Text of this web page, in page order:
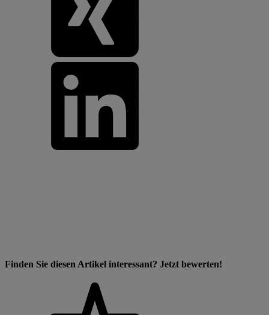
Finden Sie diesen Artikel interessant? Jetzt bewerten!